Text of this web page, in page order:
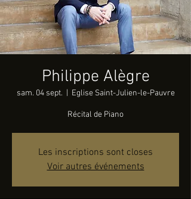
Philippe Alègre
sam. 04 sept. Eglise Saint-Julien-le-Pauvre
Récital de Piano
Les inscriptions sont closes
Voir autres événements